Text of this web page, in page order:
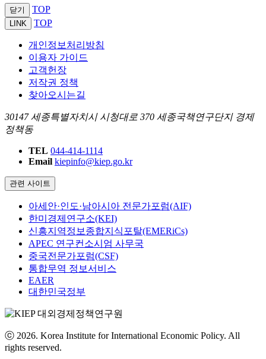
닫기 TOP
LINK TOP
개인정보처리방침
이용자 가이드
고객헌장
저작권 정책
찾아오시는길
30147 세종특별자치시 시청대로 370 세종국책연구단지 경제
정책동
TEL 044-414-1114
Email kiepinfo@kiep.go.kr
관련 사이트
아세안·인도·남아시아 전문가포럼(AIF)
한미경제연구소(KEI)
신흥지역정보종합지식포탈(EMERiCs)
APEC 연구컨소시엄 사무국
중국전문가포럼(CSF)
통합무역 정보서비스
EAER
대한민국정부
ⓒ 2026. Korea Institute for International Economic Policy. All
rights reserved.